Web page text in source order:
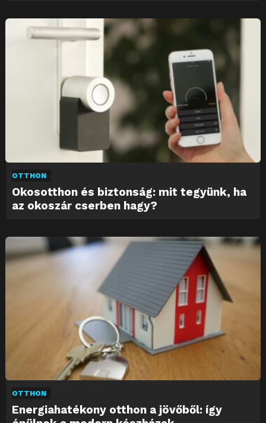
OTTHON
Okosotthon és biztonság: mit tegyünk, ha
az okoszár cserben hagy?
OTTHON
Energiahatékony otthon a jövőből: így